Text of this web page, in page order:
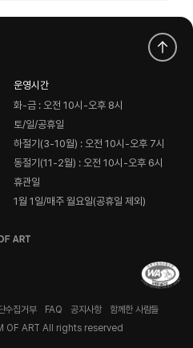
운영시간
화-금 : 오전 10시-오후 8시
토/일/공휴일
하절기(3-10월) : 오전 10시-오후 7시
동절기(11-2월) : 오전 10시-오후 6시
휴관일
1월 1일/매주 월요일(공휴일 제외)
수집거부 FAQ 공지사항
함께한 사람들
OF ART All rights reserved